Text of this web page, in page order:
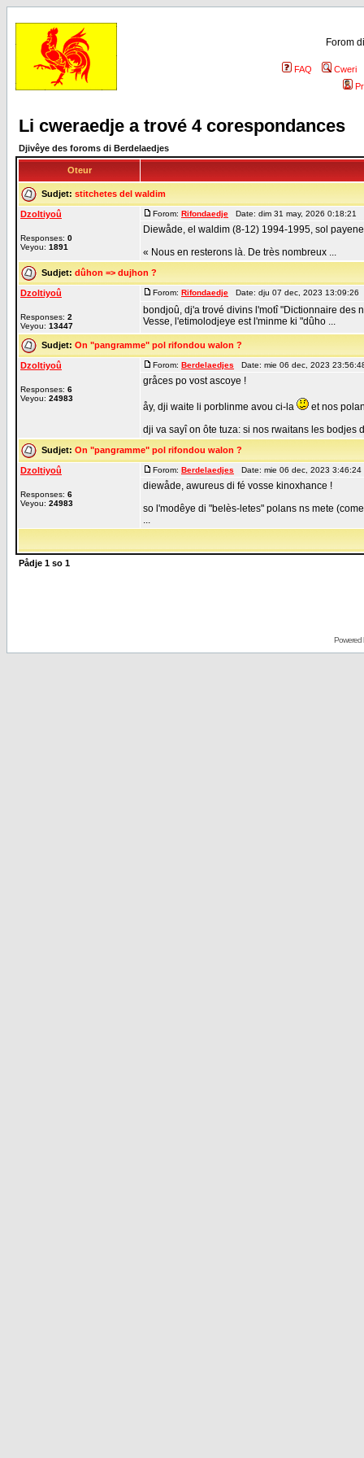
Forom
FAQ
Cweri
Li cweraedje a trové 4 corespondances
Djivêye des foroms di Berdelaedjes
Oteur
Sudjet: stitchetes del waldim
Dzoltiyoû
Responses: 0
Veyou: 1891
Forom: Rifondaedje Date: dim 31 may, 2026
Diewåde, el waldim (8-12) 1994-1995, sol
« Nous en resterons là. De très nombreux ...
Sudjet: dûhon => dujhon ?
Dzoltiyoû
Responses: 2
Veyou: 13447
Forom: Rifondaedje Date: dju 07 dec, 2023
bondjoû, dj'a trové divins l'motî "Dictionnaire des
Vesse, l'etimolodjeye est l'minme ki "dûho ...
Sudjet: On "pangramme" pol rifondou walon ?
Dzoltiyoû
Responses: 6
Veyou: 24983
Forom: Berdelaedjes Date: mie 06 dec, 2023
gråces po vost ascoye !
åy, dji waite li porblinme avou ci-la
et nos
dji va sayî on ôte tuza: si nos rwaitans les bodjes
Sudjet: On "pangramme" pol rifondou walon ?
Dzoltiyoû
Responses: 6
Veyou: 24983
Forom: Berdelaedjes Date: mie 06 dec, 2023
diewåde, awureus di fé vosse kinoxhance !
so l'modêye di "belès-letes" polans ns mete
...
Pådje 1 so 1
Powered